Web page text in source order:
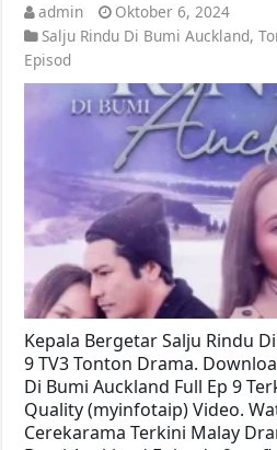
admin
Oktober 6, 2024
Salju Rindu Di Bumi Auckland,
Episod
Kepala Bergetar Salju Rindu
9 TV3 Tonton Drama.
Di Bumi Auckland Full Ep 9
Quality (myinfotaip) Video.
Cerekarama Terkini Malay